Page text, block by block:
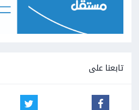
تابعنا على